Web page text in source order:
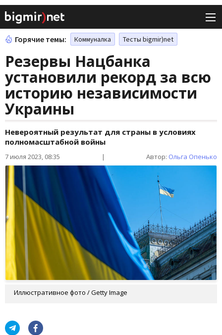
Горячие темы: Коммуналка Тесты bigmir)net
Резервы Нацбанка
установили рекорд за всю
историю независимости
Украины
Невероятный результат для страны в условиях
полномасштабной войны
7 июля 2023, 08:35 | Автор: Ольга Опенько
Иллюстративное фото / Getty Image